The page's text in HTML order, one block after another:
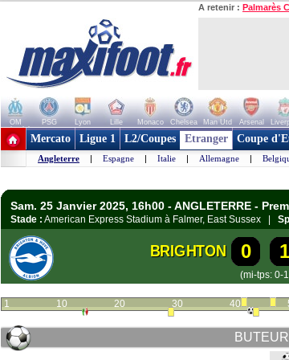
A retenir : Palmarès
OM PSG Lyon Lille Monaco Chelsea Man Utd Arsenal
+ de clubs
Mercato Ligue 1 L2/Coupes Etranger Coupe
Angleterre | Espagne | Italie | Allemagne |
Sam. 25 Janvier 2025, 16h00 - ANGLETERRE -
Stade : American Express Stadium à Falmer, East Sussex |
BRIGHTON 0 1
(mi-tps: 0-
1 10 20 30 40